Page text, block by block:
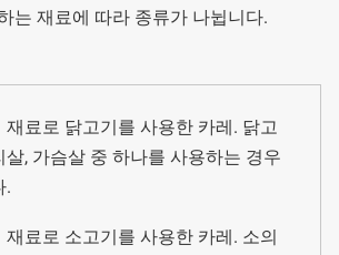
는 재료에 따라 종류가 나뉩니다.
재료로 닭고기를 사용한 카레. 닭고
살, 가슴살 중 하나를 사용하는 경우
.
재료로 소고기를 사용한 카레. 소의